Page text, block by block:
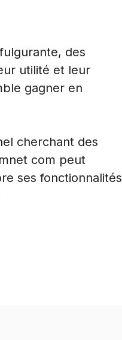
des
utilité et leur
gagner en
cherchant des
com peut
ses fonctionnalités